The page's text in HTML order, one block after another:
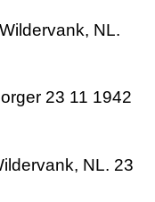
NL.
23 11 1942
NL. 23